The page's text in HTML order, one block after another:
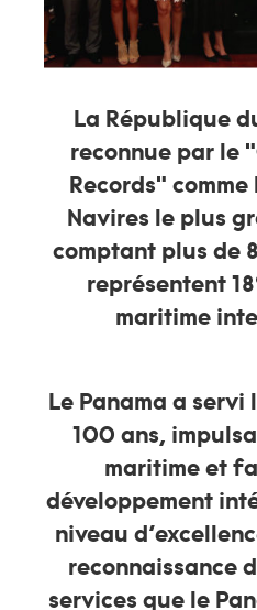
La République
reconnue par le "
Records" comme
Navires le plus
comptant plus de
représentent
maritime
Le Panama a servi
100 ans,
maritime et
développement
niveau
reconnaissance
services que le